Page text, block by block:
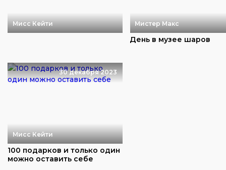
Мисс Кейти Мистер Макс
День в музее шаров
30 декабря 2023
Мисс Кейти
100 подарков и только один
можно оставить себе